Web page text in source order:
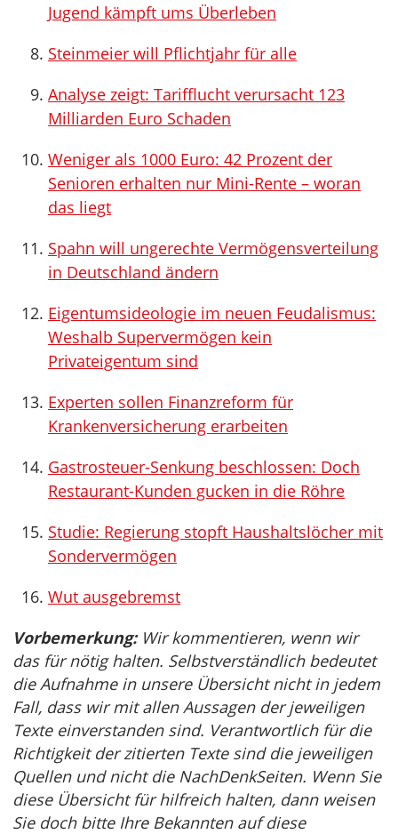
Jugend kämpft ums Überleben
Steinmeier will Pflichtjahr für alle
Analyse zeigt: Tarifflucht verursacht 123
Milliarden Euro Schaden
Weniger als 1000 Euro: 42 Prozent der
Senioren erhalten nur Mini-Rente – woran
das liegt
Spahn will ungerechte Vermögensverteilung
in Deutschland ändern
Eigentumsideologie im neuen Feudalismus:
Weshalb Supervermögen kein
Privateigentum sind
Experten sollen Finanzreform für
Krankenversicherung erarbeiten
Gastrosteuer-Senkung beschlossen: Doch
Restaurant-Kunden gucken in die Röhre
Studie: Regierung stopft Haushaltslöcher mit
Sondervermögen
Wut ausgebremst
Vorbemerkung:Wir kommentieren, wenn wir
das für nötig halten. Selbstverständlich bedeutet
die Aufnahme in unsere Übersicht nicht in jedem
Fall, dass wir mit allen Aussagen der jeweiligen
Texte einverstanden sind. Verantwortlich für die
Richtigkeit der zitierten Texte sind die jeweiligen
Quellen und nicht die NachDenkSeiten. Wenn Sie
diese Übersicht für hilfreich halten, dann weisen
Sie doch bitte Ihre Bekannten auf diese